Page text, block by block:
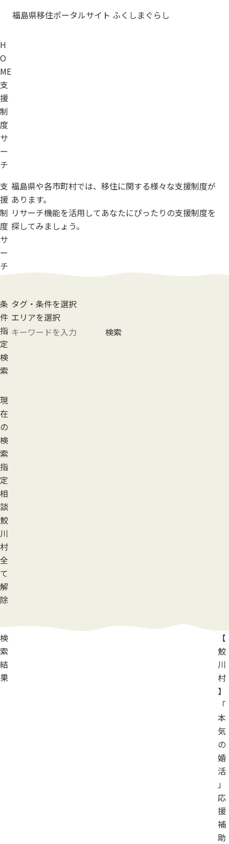
福島県移住ポータルサイト ふくしまぐらし
H
O
ME
支
援
制
度
サ
ー
チ
支
援
制
度
サ
ー
チ
福島県や各市町村では、移住に関する様々な支援制度が
あります。
リサーチ機能を活用してあなたにぴったりの支援制度を
探してみましょう。
条
件
指
定
検
索
タグ・条件を選択
エリアを選択
検索
現
在
の
検
索
指
定
相
談
鮫
川
村
全
て
解
除
検
索
結
果
【
鮫
川
村
】
「
本
気
の
婚
活
」
応
援
補
助